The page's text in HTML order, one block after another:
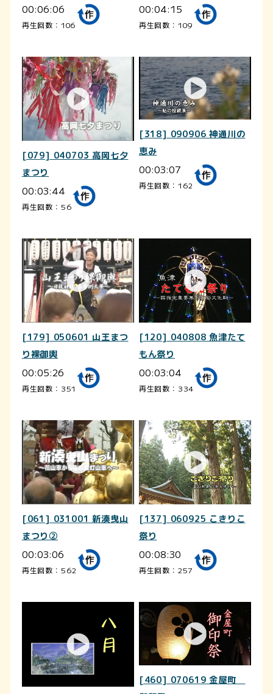
00:06:06
再生回数：106
00:04:15
再生回数：109
[079] 040703 高岡七夕
まつり
00:03:44
再生回数：56
[318] 090906 神通川の
恵み
00:03:07
再生回数：162
[179] 050601 山王まつ
り裸御輿
00:05:26
再生回数：351
[120] 040808 魚津たて
もん祭り
00:03:04
再生回数：334
[061] 031001 新湊曳山
まつり②
00:03:06
再生回数：562
[137] 060925 こきりこ
祭り
00:08:30
再生回数：257
[460] 070619 金屋町